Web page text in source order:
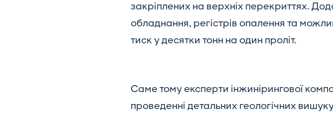
закріплених на верхніх перекриттях.
обладнання, регістрів опалення та
тиск у десятки тонн на один проліт.
Саме тому експерти інжинірингової
проведенні детальних геологічних